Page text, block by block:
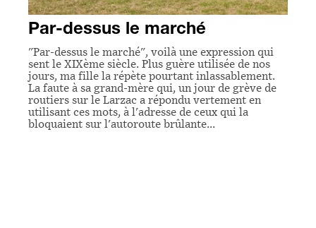
Par-dessus le marché
"Par-dessus le marché", voilà une expression qui
sent le XIXème siècle. Plus guère utilisée de nos
jours, ma fille la répète pourtant inlassablement.
La faute à sa grand-mère qui, un jour de grève de
routiers sur le Larzac a répondu vertement en
utilisant ces mots, à l'adresse de ceux qui la
bloquaient sur l'autoroute brûlante…